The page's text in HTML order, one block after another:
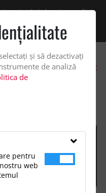
pentru oferta de pret personalizata
-Cumpără acum!
și să dezactivați
de analiză
de
pentru
web